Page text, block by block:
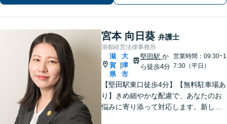
【無料駐車場あり】
宮本 向日葵 弁護士
湖都経営法律事務所
滋
賀
県
大
津
市
堅田駅 か
ら徒歩4分
営業時間：09:30~1
7:30（平日）
【堅田駅東口徒歩4分】【無料駐車場あ
り】きめ細やかな配慮で、あなたのお
悩みに寄り添って対応します。新しい